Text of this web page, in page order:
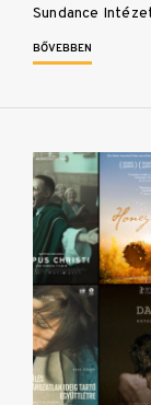
Sundance
BŐVEBBEN